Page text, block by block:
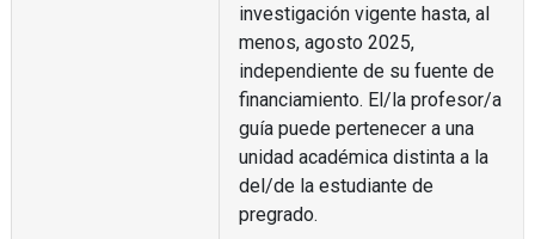
investigación vigente hasta, al
menos, agosto 2025,
independiente de su fuente de
financiamiento. El/la profesor/a
guía puede pertenecer a una
unidad académica distinta a la
del/de la estudiante de
pregrado.